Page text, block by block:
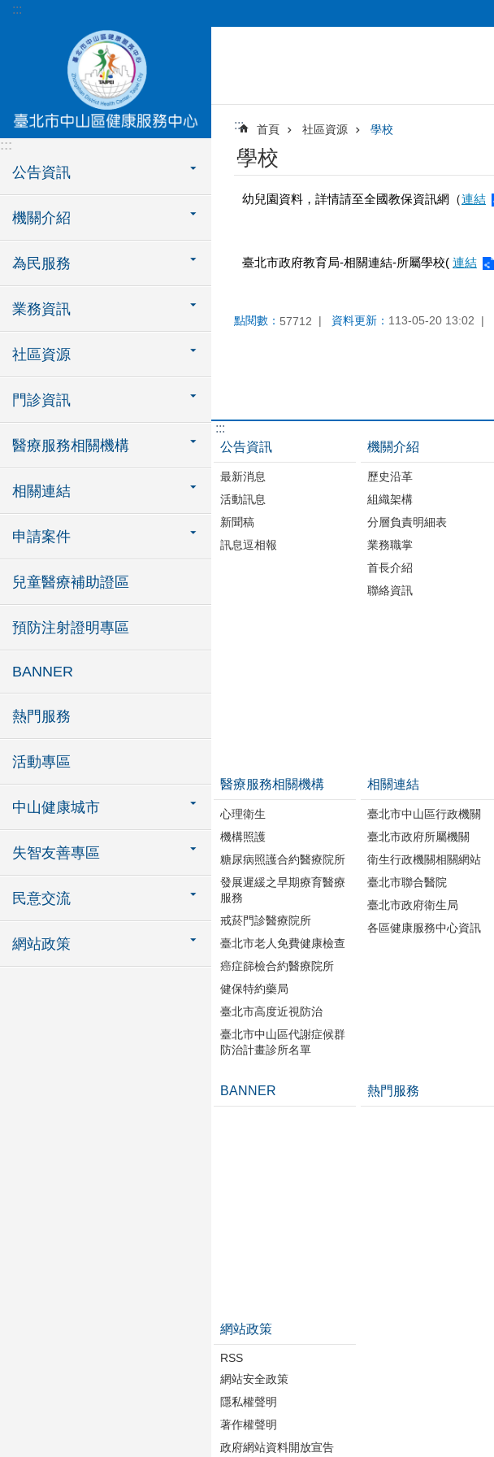
跳到主要內容區塊
:::
:::
公告資訊
機關介紹
為民服務
業務資訊
社區資源
門診資訊
醫療服務相關機構
相關連結
申請案件
兒童醫療補助證區
預防注射證明專區
BANNER
熱門服務
活動專區
中山健康城市
失智友善專區
民意交流
網站政策
::: 首頁 社區資源 學校
學校
幼兒園資料，詳情請至全國教保資訊網（連結
臺北市政府教育局-相關連結-所屬學校( 連結
點閱數： 57712 資料更新： 113-05-20 13:02
:::
公告資訊
最新消息
活動訊息
新聞稿
訊息逗相報
機關介紹
歷史沿革
組織架構
分層負責明細表
業務職掌
首長介紹
聯絡資訊
醫療服務相關機構
心理衛生
機構照護
糖尿病照護合約醫療院所
發展遲緩之早期療育醫療
服務
戒菸門診醫療院所
臺北市老人免費健康檢查
癌症篩檢合約醫療院所
健保特約藥局
臺北市高度近視防治
臺北市中山區代謝症候群
防治計畫診所名單
相關連結
臺北市中山區行政機關
臺北市政府所屬機關
衛生行政機關相關網站
臺北市聯合醫院
臺北市政府衛生局
各區健康服務中心資訊
BANNER 熱門服務
網站政策
RSS
網站安全政策
隱私權聲明
著作權聲明
政府網站資料開放宣告